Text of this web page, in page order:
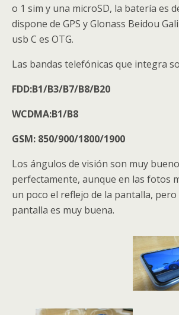
o 1 sim y una microSD, la batería es
dispone de GPS y Glonass Beidou
usb C es OTG.
Las bandas telefónicas que integra
FDD:B1/B3/B7/B8/B20
WCDMA:B1/B8
GSM: 850/900/1800/1900
Los ángulos de visión son muy
perfectamente, aunque en las fotos
un poco el reflejo de la pantalla, pero
pantalla es muy buena.